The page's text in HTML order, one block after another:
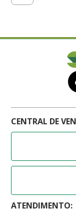
CENTRAL DE
ATENDIMENTO: